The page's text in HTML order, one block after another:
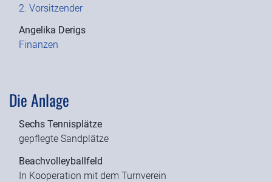
2. Vorsitzender
Angelika Derigs
Finanzen
Die Anlage
Sechs Tennisplätze
gepflegte Sandplätze
Beachvolleyballfeld
In Kooperation mit dem Turnverein